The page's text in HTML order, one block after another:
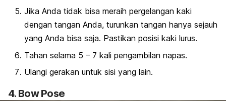
Jika Anda tidak bisa meraih pergelangan kaki
dengan tangan Anda, turunkan tangan hanya sejauh
yang Anda bisa saja. Pastikan posisi kaki lurus.
Tahan selama 5 – 7 kali pengambilan napas.
Ulangi gerakan untuk sisi yang lain.
4. Bow Pose